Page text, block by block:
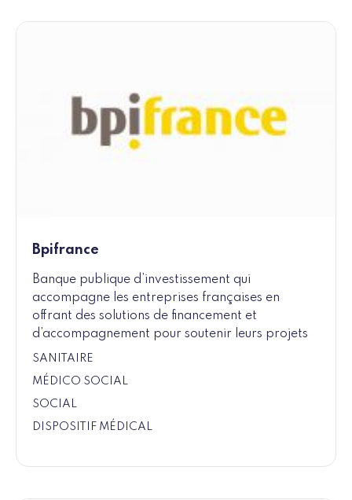
Bpifrance
Banque publique d’investissement qui
accompagne les entreprises françaises en
offrant des solutions de financement et
d’accompagnement pour soutenir leurs projets
SANITAIRE
MÉDICO SOCIAL
SOCIAL
DISPOSITIF MÉDICAL